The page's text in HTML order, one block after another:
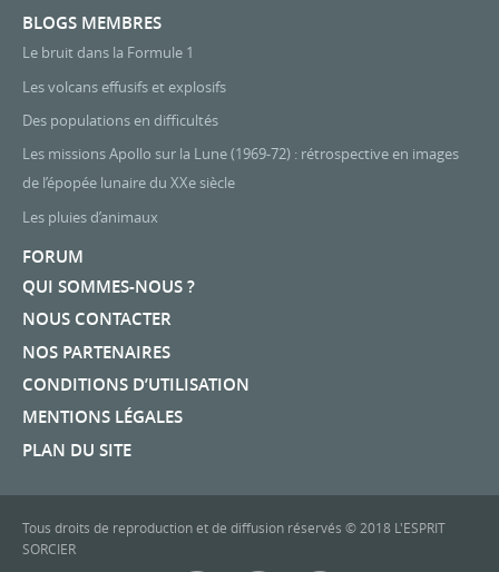
BLOGS MEMBRES
Le bruit dans la Formule 1
Les volcans effusifs et explosifs
Des populations en difficultés
Les missions Apollo sur la Lune (1969-72) : rétrospective en images
de l’épopée lunaire du XXe siècle
Les pluies d’animaux
FORUM
QUI SOMMES-NOUS ?
NOUS CONTACTER
NOS PARTENAIRES
CONDITIONS D’UTILISATION
MENTIONS LÉGALES
PLAN DU SITE
Tous droits de reproduction et de diffusion réservés © 2018 L'ESPRIT
SORCIER